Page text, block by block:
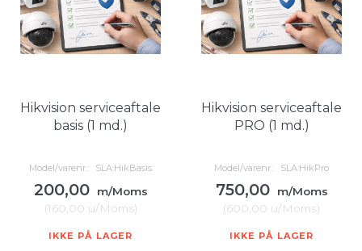
Hikvision serviceaftale
basis (1 md.)
Model/varenr.: SLA:HikBasis
200,00
m/Moms
(160,00 u/Moms)
IKKE PÅ LAGER
Hikvision serviceaftale
PRO (1 md.)
Model/varenr.: SLA:HikPro
750,00
m/Moms
(600,00 u/Moms)
IKKE PÅ LAGER